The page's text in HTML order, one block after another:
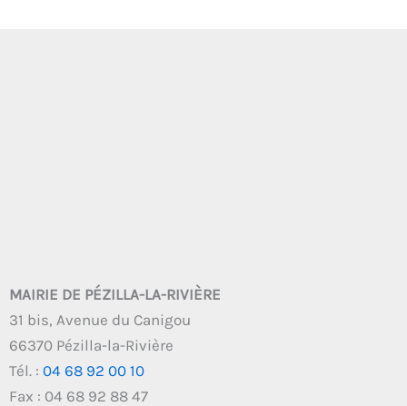
MAIRIE DE PÉZILLA-LA-RIVIÈRE
31 bis, Avenue du Canigou
66370 Pézilla-la-Rivière
Tél. : 04 68 92 00 10
Fax : 04 68 92 88 47